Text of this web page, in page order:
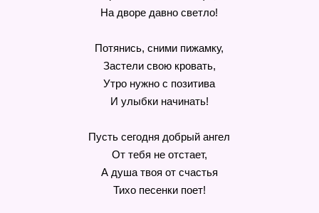
На дворе давно светло!
Потянись, сними пижамку,
Застели свою кровать,
Утро нужно с позитива
И улыбки начинать!
Пусть сегодня добрый ангел
От тебя не отстает,
А душа твоя от счастья
Тихо песенки поет!